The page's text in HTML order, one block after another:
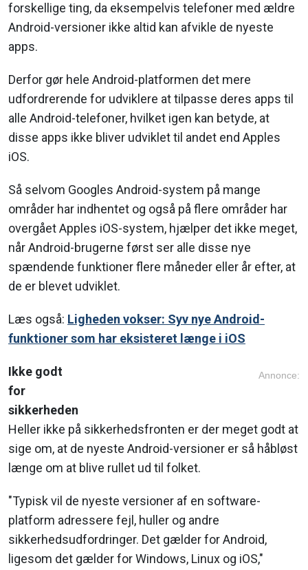
forskellige ting, da eksempelvis telefoner med ældre
Android-versioner ikke altid kan afvikle de nyeste
apps.
Derfor gør hele Android-platformen det mere
udfordrerende for udviklere at tilpasse deres apps til
alle Android-telefoner, hvilket igen kan betyde, at
disse apps ikke bliver udviklet til andet end Apples
iOS.
Så selvom Googles Android-system på mange
områder har indhentet og også på flere områder har
overgået Apples iOS-system, hjælper det ikke meget,
når Android-brugerne først ser alle disse nye
spændende funktioner flere måneder eller år efter, at
de er blevet udviklet.
Læs også: Ligheden vokser: Syv nye Android-
funktioner som har eksisteret længe i iOS
Annonce:
Ikke godt
for
sikkerheden
Heller ikke på sikkerhedsfronten er der meget godt at
sige om, at de nyeste Android-versioner er så håbløst
længe om at blive rullet ud til folket.
"Typisk vil de nyeste versioner af en software-
platform adressere fejl, huller og andre
sikkerhedsudfordringer. Det gælder for Android,
ligesom det gælder for Windows, Linux og iOS,"